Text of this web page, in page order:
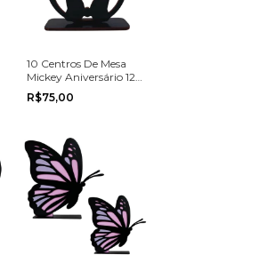
10 Centros De Mesa
Mickey Aniversário 12
cm
R$75,00